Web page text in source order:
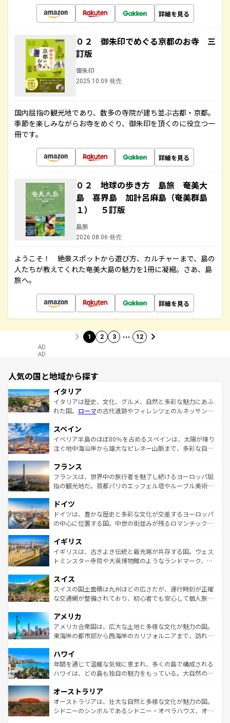
詳細を見る
０２ 御朱印でめぐる京都のお寺 三
訂版
御朱印
2025.10.09 発売
国内屈指の観光地であり、数多の寺院が建ち並ぶ古都・京都。
季節を楽しみながらお寺をめぐり、御朱印を頂くのに役立つ一
冊です。
詳細を見る
０２ 地球の歩き方 島旅 奄美大
島 喜界島 加計呂麻島（奄美群島
１） ５訂版
島旅
2026.08.06 発売
ようこそ！ 絶景スポットから遊び方、カルチャーまで、島の
人たちが教えてくれた奄美大島の魅力を1冊に凝縮。さあ、島
旅へ。
詳細を見る
1 2 3 … 12
AD
AD
人気の国と地域から探す
イタリア
イタリアは歴史、文化、グルメ、自然と多彩な魅力にあふ
れた国。 ローマの古代遺跡やフィレンツェのルネッサンス
ろん、トスカーナの美しい田園風景やアマルフィ海岸の絶
景など、自然景観も見逃せない。観光の合間には、本場の
ピザやパスタなど、絶品のイタリア料理を堪能することも
ませてくれるイタリアで、忘れられない旅をしてみよう！
なお、新着のイタリア情報はコンテンツ一覧 を参照してほ
しい。
スペイン
イベリア半島のほぼ80％を占めるスペインは、太陽が降り
注ぐ地中海沿岸から雄大なピレネー山脈まで、多彩な自然
文化が根付くこの国では、情熱的なフラメンコ、熱気あふ
れる闘牛、そして美味しいタパスが生活の一部となってい
る。首都マドリードの洗練された雰囲気や、バルセロナの
の城塞都市、穏やかなビーチリゾートまで多彩な表情を見
せる。地方によって風土や気候が異なるスペインはその個
性で訪れる人を魅了する。 なお、新着のスペイン情報はコ
フランス
フランスは、世界中の旅行者を魅了し続けるヨーロッパ屈
指の観光地だ。首都パリのエッフェル塔やルーブル美術館
で、幅広い魅力が詰まっている。華麗な宮殿、歴史的な大
聖堂、美しいビーチ、そして豊かな自然が、訪れる者を心
から魅了する。また、フランスは美食の国としても知ら
いる。シャンパンの発祥地であるランス、プロヴァンスの
香り高いラベンダー畑など、多彩な楽しみ方が可能だ。さ
らに、パリ以外の地域にも魅力が溢れており、どの街角に
れる地方に足を運ぶとそれぞれで全く異なる文化を体験で
きるだろう。 なお、新着のフランス情報はコンテンツ一覧
を参照してほしい。
ドイツ
ドイツは、豊かな歴史と多彩な文化が交差するヨーロッパ
の中心に位置する国。中世の街並みが残るロマンチック街
顔を持つこの国は、どこを歩いても飽きることがない。ベ
ルリンの文化的活気、バイエルン州のアルプスの絶景、そ
してライン川沿いのワイン畑といった風景は必見。ビール
は、お酒好きな人にはぜひ体験してほしい。 なお、新着の
ドイツ情報はコンテンツ一覧を参照してほしい。
イギリス
イギリスは、古きよき伝統と最先端が共存する国。ウェス
トミンスター寺院や大英博物館のようなランドマーク、歴
リアごとに異なる魅力がある。また、優雅なアフタヌーン
ティー、ビール好きにはたまらない英国パブ、サッカー観
戦など、本場だからこそできる体験も豊富。イギリスを旅
ンツ一覧を参照してほしい。
スイス
スイスの国土面積は九州ほどの広さだが、運行時刻が正確
な交通網が整備されており、初心者でも安心して個人旅行
の建物がそのまま残る町や、スイスならではのユニークな
博物館もあり、アルプス観光だけでなく町歩きも満喫する
ことができる。国民の所得が高いため物価も高いが、旅行
ば市内交通費無料で観光を楽しむこともできる。 なお、新
着のスイス情報はコンテンツ一覧 を参照してほしい。
アメリカ
アメリカ合衆国は、広大な土地と多様な文化が魅力の国。
東海岸の都市部から西海岸のカリフォルニアまで、訪れる
のような巨大都市は、観光、ショッピング、エンターテイ
ンメントが詰まった刺激的なスポットだ。一方、アメリカ
西部には大自然が広がり、グランドキャニオンやイエロー
部のニューオーリンズでは、音楽と美食が融合した独特の
文化が魅力。旅行者はアメリカの各地域で異なる魅力を楽
しみながら、その多様性と豊かな歴史を感じることができ
ハワイ
年間を通じて温暖な気候に恵まれ、多くの島で構成される
ハワイは、どの島も独自の魅力をもっている。大自然の神
ワイ島は見逃せない。また、定番の観光地といえばオアフ
島だが、静かな自然を求めるならマウイ島やカウアイ島が
おすすめ。エメラルドグリーンに輝く海をはじめ、豊かな
オーストラリア
オーストラリアは、壮大な自然と多様な文化が魅力の国。
シドニーのシンボルであるシドニー・オペラハウス、オー